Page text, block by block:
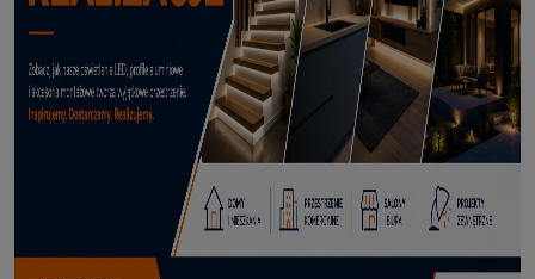
114,50 zł
DODAJ DO KOSZYKA